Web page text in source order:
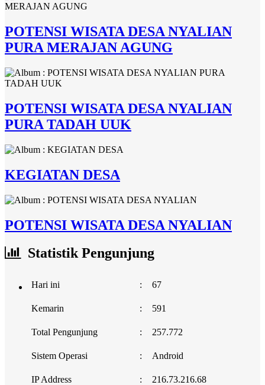
POTENSI WISATA DESA NYALIAN
PURA MERAJAN AGUNG
POTENSI WISATA DESA NYALIAN
PURA TADAH UUK
KEGIATAN DESA
POTENSI WISATA DESA NYALIAN
Statistik Pengunjung
Hari ini : 67
Kemarin : 591
Total Pengunjung : 257.772
Sistem Operasi : Android
IP Address : 216.73.216.68